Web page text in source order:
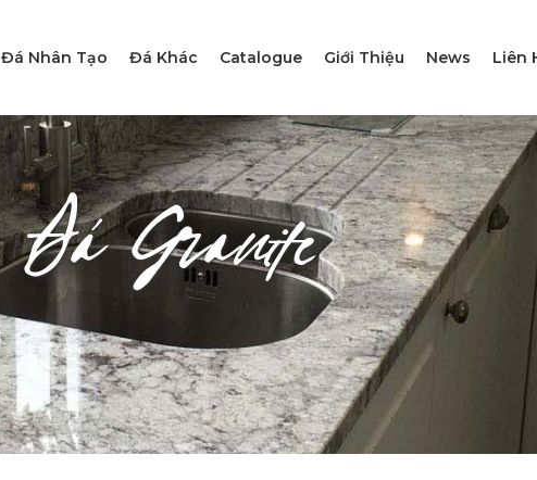
Đá Nhân Tạo Đá Khác Catalogue Giới Thiệu News Liên
Đá Granite